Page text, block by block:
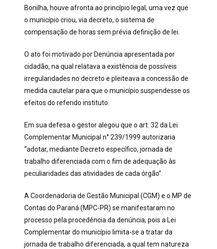
Bonilha, houve afronta ao princípio legal, uma vez que
o município criou, via decreto, o sistema de
compensação de horas sem prévia definição de lei.
O ato foi motivado por Denúncia apresentada por
cidadão, na qual relatava a existência de possíveis
irregularidades no decreto e pleiteava a concessão de
medida cautelar para que o município suspendesse os
efeitos do referido instituto.
Em sua defesa o gestor alegou que o art. 32 da Lei
Complementar Municipal n° 239/1999 autorizaria
“adotar, mediante Decreto específico, jornada de
trabalho diferenciada com o fim de adequação às
peculiaridades das atividades de cada órgão”.
A Coordenadoria de Gestão Municipal (CGM) e o MP de
Contas do Paraná (MPC-PR) se manifestaram no
processo pela procedência da denúncia, pois a Lei
Complementar do município limita-se a tratar da
jornada de trabalho diferenciada, a qual tem natureza